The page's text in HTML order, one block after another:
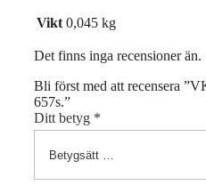
Vikt 0,045 kg
Det finns inga recensioner än.
Bli först med att recensera
657s.”
Ditt betyg *